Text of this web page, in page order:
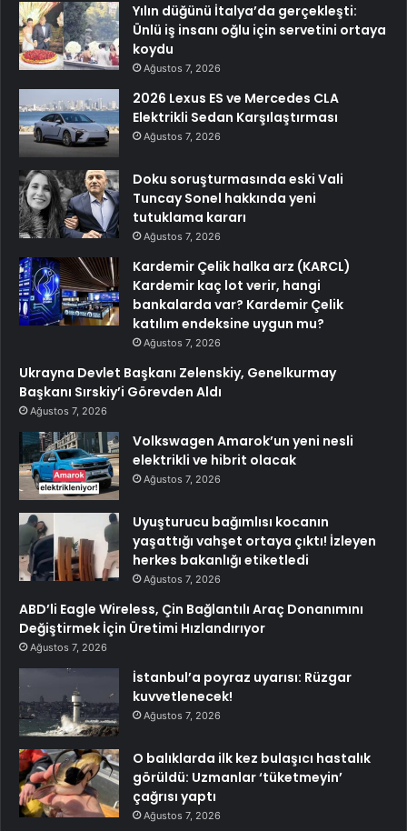
Yılın düğünü İtalya’da gerçekleşti:
Ünlü iş insanı oğlu için servetini ortaya
koydu
Ağustos 7, 2026
2026 Lexus ES ve Mercedes CLA
Elektrikli Sedan Karşılaştırması
Ağustos 7, 2026
Doku soruşturmasında eski Vali
Tuncay Sonel hakkında yeni
tutuklama kararı
Ağustos 7, 2026
Kardemir Çelik halka arz (KARCL)
Kardemir kaç lot verir, hangi
bankalarda var? Kardemir Çelik
katılım endeksine uygun mu?
Ağustos 7, 2026
Ukrayna Devlet Başkanı Zelenskiy, Genelkurmay
Başkanı Sırskiy’i Görevden Aldı
Ağustos 7, 2026
Volkswagen Amarok’un yeni nesli
elektrikli ve hibrit olacak
Ağustos 7, 2026
Uyuşturucu bağımlısı kocanın
yaşattığı vahşet ortaya çıktı! İzleyen
herkes bakanlığı etiketledi
Ağustos 7, 2026
ABD’li Eagle Wireless, Çin Bağlantılı Araç Donanımını
Değiştirmek İçin Üretimi Hızlandırıyor
Ağustos 7, 2026
İstanbul’a poyraz uyarısı: Rüzgar
kuvvetlenecek!
Ağustos 7, 2026
O balıklarda ilk kez bulaşıcı hastalık
görüldü: Uzmanlar ‘tüketmeyin’
çağrısı yaptı
Ağustos 7, 2026